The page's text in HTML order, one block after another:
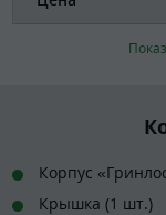
Корпус
Крышка (1 шт.)